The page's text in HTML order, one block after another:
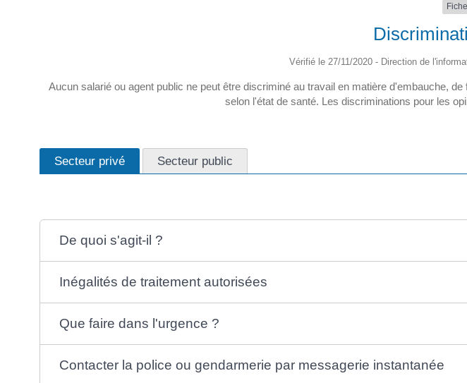
Vérifié le 27/11/2020 - Direction de
Aucun salarié ou agent public ne peut être discriminé au travail en matière d'embauche,
selon l'état de santé. Les discriminations pour les
Secteur privé Secteur public
De quoi s'agit-il ?
Inégalités de traitement autorisées
Que faire dans l'urgence ?
Contacter la police ou gendarmerie par messagerie instantanée